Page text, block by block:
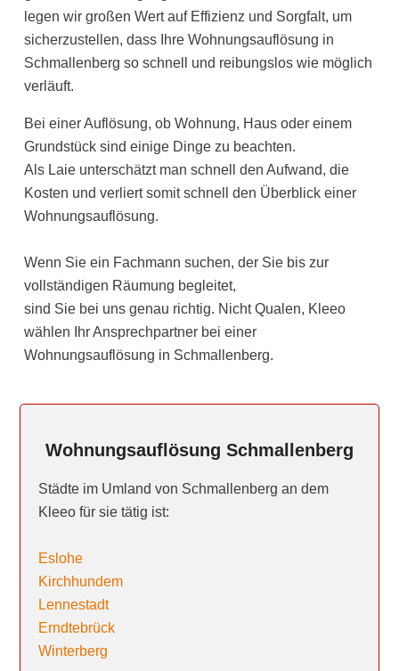
legen wir großen Wert auf Effizienz und Sorgfalt, um
sicherzustellen, dass Ihre Wohnungsauflösung in
Schmallenberg so schnell und reibungslos wie möglich
verläuft.
Bei einer Auflösung, ob Wohnung, Haus oder einem
Grundstück sind einige Dinge zu beachten.
Als Laie unterschätzt man schnell den Aufwand, die
Kosten und verliert somit schnell den Überblick einer
Wohnungsauflösung.
Wenn Sie ein Fachmann suchen, der Sie bis zur
vollständigen Räumung begleitet,
sind Sie bei uns genau richtig. Nicht Qualen, Kleeo
wählen Ihr Ansprechpartner bei einer
Wohnungsauflösung in Schmallenberg.
Wohnungsauflösung Schmallenberg
Städte im Umland von Schmallenberg an dem
Kleeo für sie tätig ist:
Eslohe
Kirchhundem
Lennestadt
Erndtebrück
Winterberg